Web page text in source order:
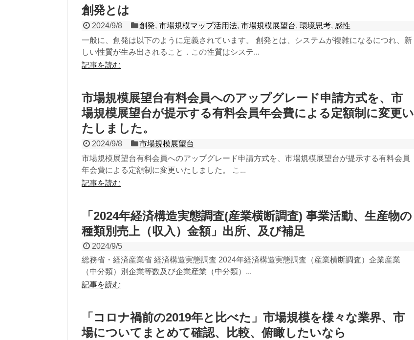
創発とは
2024/9/8 創発,市場規模マップ活用法,市場規模展望台,環境思考,感性
一般に、創発は以下のように定義されています。 創発とは、システムが複雑になるにつれ、新
しい性質が生み出されること．この性質はシステ...
記事を読む
市場規模展望台有料会員へのアップグレード申請方式を、市
場規模展望台が提示する有料会員年会費による定額制に変更い
たしました。
2024/9/8
市場規模展望台
市場規模展望台有料会員へのアップグレード申請方式を、市場規模展望台が提示する有料会員
年会費による定額制に変更いたしました。 こ...
記事を読む
「2024年経済構造実態調査(産業横断調査) 事業活動、生産物の
種類別売上（収入）金額」出所、及び補足
2024/9/5
総務省・経済産業省 経済構造実態調査 2024年経済構造実態調査（産業横断調査）企業産業
（中分類）別企業等数及び企業産業（中分類）...
記事を読む
「コロナ禍前の2019年と比べた」市場規模を様々な業界、市
場についてまとめて確認、比較、俯瞰したいなら